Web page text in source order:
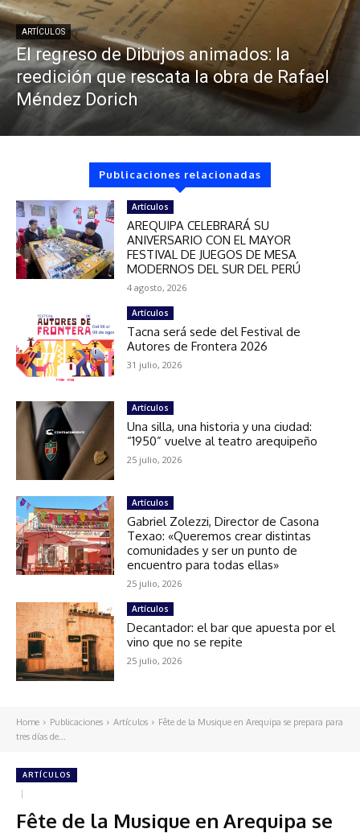
ARTÍCULOS
El regreso de Dibujos animados: la
reedición que rescata la obra de Rafael
Méndez Dorich
Publicaciones relacionadas
Artículos
AREQUIPA CELEBRARÁ SU
ANIVERSARIO CON EL MAYOR
FESTIVAL DE JUEGOS DE MESA
MODERNOS DEL SUR DEL PERÚ
4 agosto, 2026
Artículos
Tacna será sede del Festival de
Autores de Frontera 2026
31 julio, 2026
Artículos
Una silla, una historia y una ciudad:
“1950” vuelve al teatro arequipeño
25 julio, 2026
Artículos
Gabriel Zolezzi, Director de Casona
Texao: «Queremos crear distintas
comunidades y ser un punto de
encuentro para todas ellas»
25 julio, 2026
Artículos
Decantador: el bar que apuesta por el
vino que no se repite
25 julio, 2026